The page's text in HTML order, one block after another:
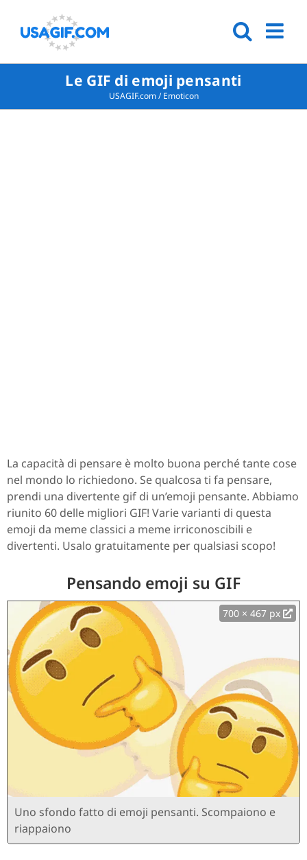
Le GIF di emoji pensanti
USAGIF.com/Emoticon
La capacità di pensare è molto buona perché tante cose
nel mondo lo richiedono. Se qualcosa ti fa pensare,
prendi una divertente gif di un’emoji pensante. Abbiamo
riunito 60 delle migliori GIF! Varie varianti di questa
emoji da meme classici a meme irriconoscibili e
divertenti. Usalo gratuitamente per qualsiasi scopo!
Pensando emoji su GIF
700 × 467 px
Uno sfondo fatto di emoji pensanti. Scompaiono e
riappaiono